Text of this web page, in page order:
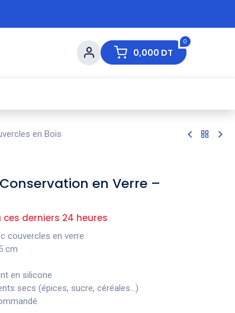
0
0,000 DT
en Bois
en Verre –
ces derniers 24 heures
couvercles en verre
cm
en silicone
secs (épices, sucre, céréales…)